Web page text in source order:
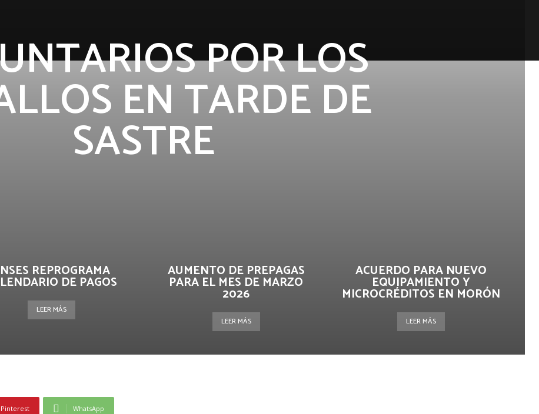
POR LOS
EN TARDE DE
SASTRE
REPROGRAMA
DE PAGOS
LEER MÁS
AUMENTO DE PREPAGAS
PARA EL MES DE MARZO
2026
LEER MÁS
ACUERDO PARA NUEVO
EQUIPAMIENTO Y
MICROCRÉDITOS EN MORÓN
LEER MÁS
Pinterest WhatsApp